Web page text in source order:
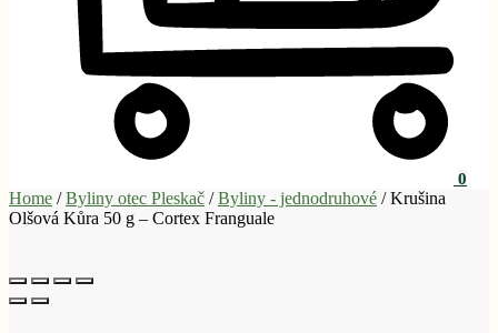
0
Home /Byliny otec Pleskač /Byliny - jednodruhové /Krušina
Olšová Kůra 50 g – Cortex Franguale